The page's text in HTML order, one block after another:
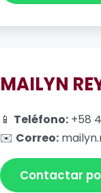
MAILYN
📱 Teléfono: +58
✉️ Correo:
Contactar